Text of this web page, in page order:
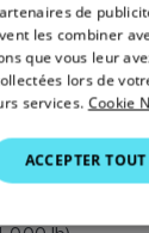
2.490,00
Le prix comprend la
avec un
de
les combiner
que vous leur
lors de
services. Cookie
ACCEPTER TOUT